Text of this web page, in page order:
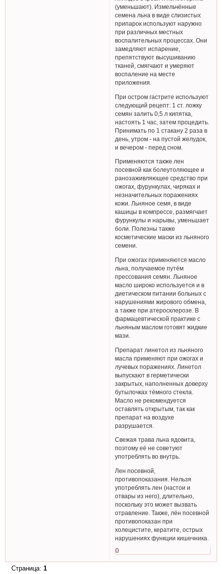
(уменьшают). Измельчённые
семена льна в виде слизистых
припарок используют наружно
при различных местных
воспалительных процессах. Они
замедляют испарение,
препятствуют высушиванию
тканей, смягчают и умеряют
воспаление на месте
приложения.
При остром гастрите используют
следующий рецепт: 1 ст. ложку
семян залить 0,5 л кипятка,
настоять 1 час, затем процедить.
Принимать по 1 стакану 2 раза в
день, утром - на пустой желудок,
и вечером - перед сном.
Применяются также лен
посевной как болеутоляющее и
ранозаживляющее средство при
ожогах, фурункулах, чиряках и
незначительных поражениях
кожи. Льняное семя, в виде
кашицы в компрессе, размягчает
фурункулы и нарывы, уменьшает
боли. Полезны также
косметические маски из льняного
семени.
При ожогах применяются масло
льна, получаемое путём
прессования семян. Льняное
масло широко используется и в
диетическом питании больных с
нарушениями жирового обмена,
а также при атеросклерозе. В
фармацевтической практике с
льняным маслом готовят жидкие
мази.
Препарат линетол из льняного
масла применяют при ожогах и
лучевых поражениях. Линетол
выпускают в герметически
закрытых, наполненных доверху
бутылочках тёмного стекла.
Масло не рекомендуется
оставлять открытым, так как
препарат на воздухе
разрушается.
Свежая трава льна ядовита,
поэтому её не советуют
употреблять во внутрь.
Лен посевной,
противопоказания. Нельзя
употреблять лен (настои и
отвары из него), длительно,
поскольку это может вызвать
отравление. Также, лён посевной
противопоказан при
холецистите, кератите, острых
нарушениях функции кишечника.
0
Страница: 1